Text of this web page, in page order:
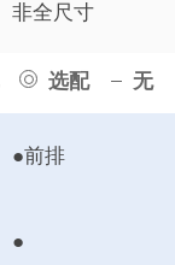
选配 无
非全尺寸
●前排
●